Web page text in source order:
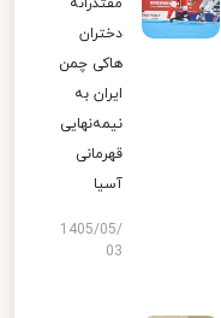
دختران
هاکی چمن
ایران به
نیمه‌نهایی
قهرمانی
آسیا
1405/05/
03